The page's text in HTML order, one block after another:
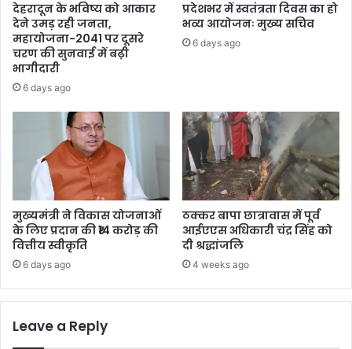
देहरादून के भविष्य को आकार
देने उमड़ रही जनता,
महायोजना-2041 पर दूसरे
चरण की सुनवाई में बढ़ी
भागीदारी
6 days ago
प्रदेशभर में स्वतंत्रता दिवस का हो
भव्य आयोजनः मुख्य सचिव
6 days ago
मुख्यमंत्री ने विकास योजनाओं
के लिए प्रदान की ₹14 करोड़ की
वित्तीय स्वीकृति
6 days ago
ठक्कर बापा छात्रावास में पूर्व
आईएएस अधिकारी चंद्र सिंह को
दी श्रद्धांजलि
4 weeks ago
Leave a Reply